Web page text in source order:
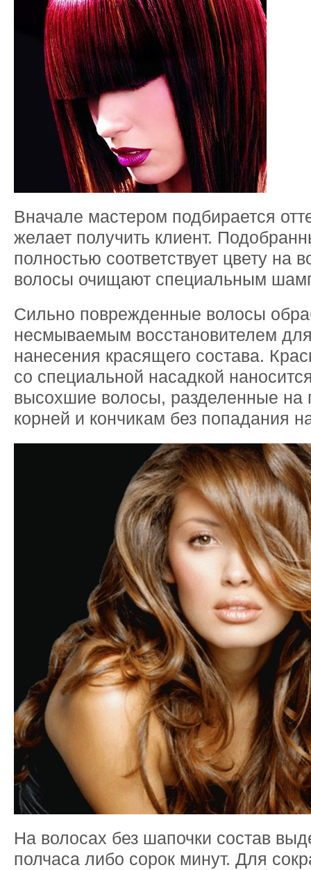
Вначале мастером подбирается
желает получить клиент.
полностью соответствует цвету на
волосы очищают специальным
Сильно поврежденные волосы
несмываемым восстановителем
нанесения красящего состава.
со специальной насадкой
высохшие волосы, разделенные на
корней и кончикам без попадания
На волосах без шапочки состав
полчаса либо сорок минут. Для